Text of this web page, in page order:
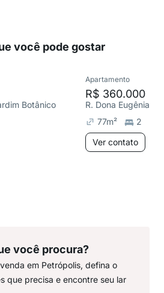
você pode gostar
Botânico
Apartamento
R$ 360.000
R. Dona Eugênia,
77m² 2
Ver contato
você procura?
em Petrópolis, defina o
que precisa e encontre seu lar